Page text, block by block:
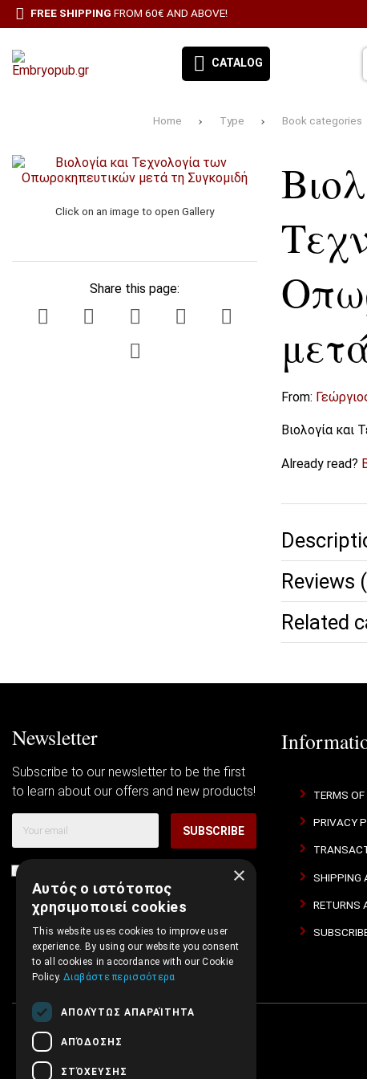
FREE SHIPPING FROM 60€ AND ABOVE!
CATALOG
BOOK CATEGORIES
BESTSELLERS
ΣΥΝΔΡΟΜΉ ΕΦΗΜΕΡΊΔΑ ΑΙΓΑΛΕΩ
Home Type Book categories
Click on an image to open Gallery
Share this page:
From:
Βιολογία και
Already read?
Reviews
Related
Newsletter
Subscribe to our newsletter to be the first
to learn about our offers and new products!
SUBSCRIBE
TERMS OF
PRIVACY
SHIPPING
RETURNS
×
Αυτός ο ιστότοπος
χρησιμοποιεί cookies
This website uses cookies to improve user
experience. By using our website you consent
to all cookies in accordance with our Cookie
Policy.Διαβάστε περισσότερα
ΑΠΟΛΎΤΩΣ ΑΠΑΡΑΊΤΗΤΑ
ΑΠΌΔΟΣΗΣ
ΣΤΌΧΕΥΣΗΣ